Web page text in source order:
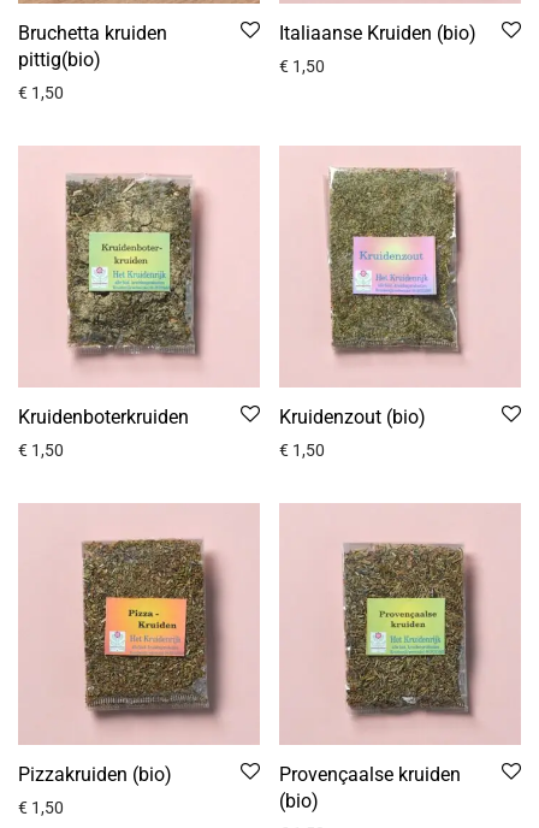
Bruchetta kruiden
pittig(bio)
€ 1,50
Italiaanse Kruiden (bio)
€ 1,50
Kruidenboterkruiden
€ 1,50
Kruidenzout (bio)
€ 1,50
Pizzakruiden (bio)
€ 1,50
Provençaalse kruiden
(bio)